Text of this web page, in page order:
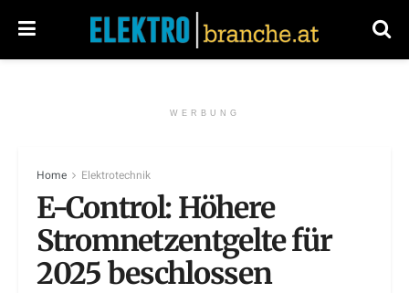
WERBUNG
Home Elektrotechnik
E-Control: Höhere
Stromnetzentgelte für
2025 beschlossen